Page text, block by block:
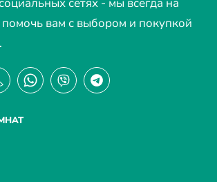
сетях - мы всегда на
помочь вам с выбором и покупкой